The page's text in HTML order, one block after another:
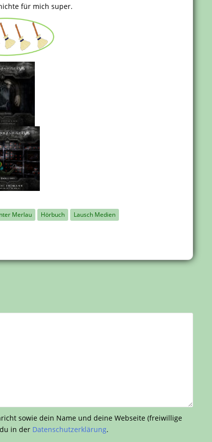
für mich super.
Merlau Hörbuch
Lausch Medien
sowie dein Name und deine Webseite (freiwillige
in der Datenschutzerklärung.